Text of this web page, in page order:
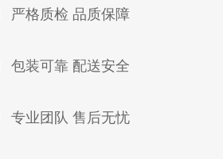
严格质检 品质保障
包装可靠 配送安全
专业团队 售后无忧